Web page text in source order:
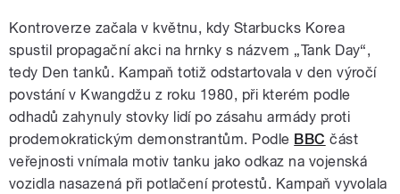
Kontroverze začala v květnu, kdy Starbucks Korea
spustil propagační akci na hrnky s názvem „Tank Day“,
tedy Den tanků. Kampaň totiž odstartovala v den výročí
povstání v Kwangdžu z roku 1980, při kterém podle
odhadů zahynuly stovky lidí po zásahu armády proti
prodemokratickým demonstrantům. Podle BBC část
veřejnosti vnímala motiv tanku jako odkaz na vojenská
vozidla nasazená při potlačení protestů. Kampaň vyvolala